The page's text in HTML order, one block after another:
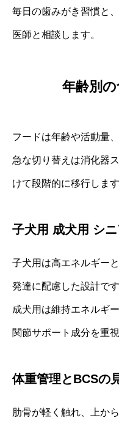
毎日の歯みがき習慣と
医師と相談します。
年齢別
フードは年齢や活動量
急な切り替えは消化器
けて段階的に移行します
子犬用 成犬用 シ
子犬用は高エネルギー
発達に配慮した設計です
成犬用は維持エネルギ
関節サポート成分を重視
体重管理とBCSの
肋骨が軽く触れ、上か